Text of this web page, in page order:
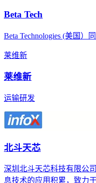
Beta Tech
Beta Technologies (美国
莱维新
莱维新
运输研发
北斗天芯
深圳北斗天芯科技有限公
息技术的应用积累，致力